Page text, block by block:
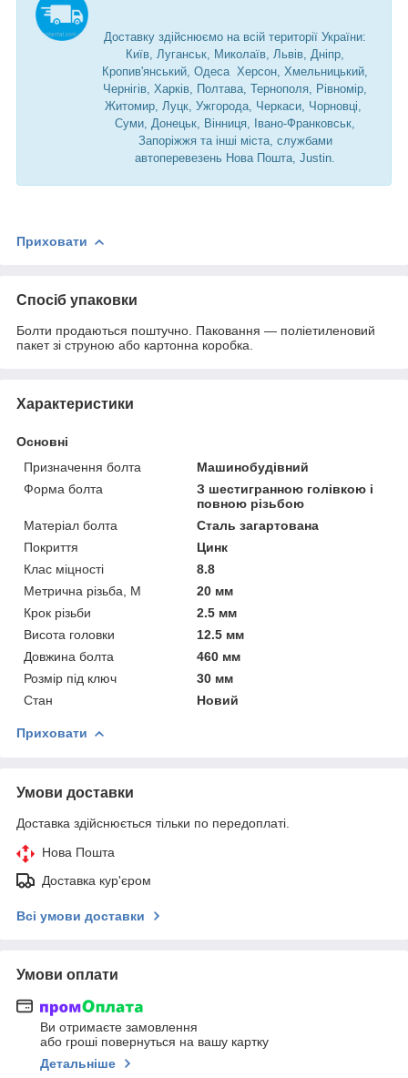
Доставку здійснюємо на всій території України:
Київ, Луганськ, Миколаїв, Львів, Дніпр,
Кропив'янський, Одеса Херсон, Хмельницький,
Чернігів, Харків, Полтава, Тернополя, Рівномір,
Житомир, Луцк, Ужгорода, Черкаси, Чорновці,
Суми, Донецьк, Вінниця, Івано-Франковськ,
Запоріжжя та інші міста, службами
автоперевезень Нова Пошта, Justin.
Приховати
Спосіб упаковки
Болти продаються поштучно. Паковання — поліетиленовий
пакет зі струною або картонна коробка.
Характеристики
Основні
Призначення болта
Машинобудівний
Форма болта
З шестигранною голівкою і
повною різьбою
Матеріал болта
Сталь загартована
Покриття
Цинк
Клас міцності
8.8
Метрична різьба, М
20 мм
Крок різьби
2.5 мм
Висота головки
12.5 мм
Довжина болта
460 мм
Розмір під ключ
30 мм
Стан
Новий
Приховати
Умови доставки
Доставка здійснюється тільки по передоплаті.
Нова Пошта
Доставка кур'єром
Всі умови доставки
Умови оплати
Ви отримаєте замовлення
або гроші повернуться на вашу картку
Детальніше